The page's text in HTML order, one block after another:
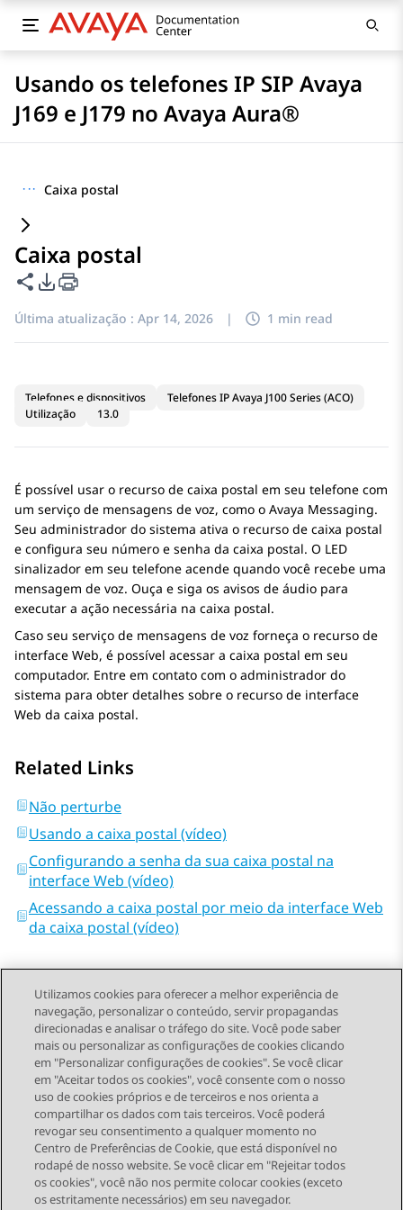
Usando os telefones IP SIP Avaya
J169 e J179 no Avaya Aura®
··· Caixa postal
Caixa postal
Compartilhar esta página
Opções de exportação de PDF
Última atualização : Apr 14, 2026 | 1 min read
Telefones e dispositivos
Telefones IP Avaya J100 Series (ACO)
Utilização
13.0
É possível usar o recurso de caixa postal em seu telefone com
um serviço de mensagens de voz, como o Avaya Messaging.
Seu administrador do sistema ativa o recurso de caixa postal
e configura seu número e senha da caixa postal. O LED
sinalizador em seu telefone acende quando você recebe uma
mensagem de voz. Ouça e siga os avisos de áudio para
executar a ação necessária na caixa postal.
Caso seu serviço de mensagens de voz forneça o recurso de
interface Web, é possível acessar a caixa postal em seu
computador. Entre em contato com o administrador do
sistema para obter detalhes sobre o recurso de interface
Web da caixa postal.
Related Links
Não perturbe
Usando a caixa postal (vídeo)
Configurando a senha da sua caixa postal na
interface Web (vídeo)
Acessando a caixa postal por meio da interface Web
da caixa postal (vídeo)
Send Feedback
Topic navigation
Tópico anterior Próximo tópico
STAY CONNECTED
Utilizamos cookies para oferecer a melhor experiência de
navegação, personalizar o conteúdo, servir propagandas
direcionadas e analisar o tráfego do site. Você pode saber
mais ou personalizar as configurações de cookies clicando
em "Personalizar configurações de cookies". Se você clicar
em "Aceitar todos os cookies", você consente com o nosso
uso de cookies próprios e de terceiros e nos orienta a
compartilhar os dados com tais terceiros. Você poderá
revogar seu consentimento a qualquer momento no
Centro de Preferências de Cookie, que está disponível no
rodapé de nosso website. Se você clicar em "Rejeitar todos
os cookies", você não nos permite colocar cookies (exceto
os estritamente necessários) em seu navegador.